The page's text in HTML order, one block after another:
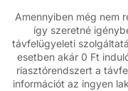
Amennyiben még nem
így szeretné
távfelügyeleti
esetben akár 0 Ft
riasztórendszert a
információt az ingyen